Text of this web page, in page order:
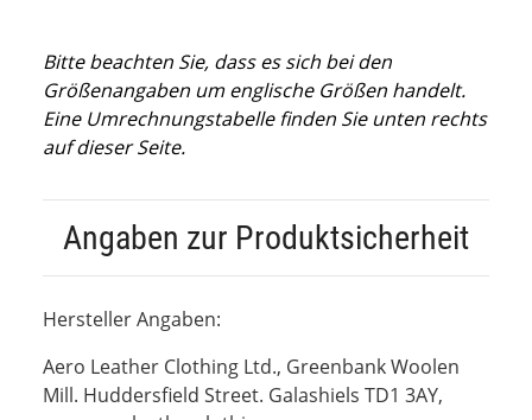
Bitte beachten Sie, dass es sich bei den
Größenangaben um englische Größen handelt.
Eine Umrechnungstabelle finden Sie unten rechts
auf dieser Seite.
Angaben zur Produktsicherheit
Hersteller Angaben:
Aero Leather Clothing Ltd., Greenbank Woolen
Mill. Huddersfield Street. Galashiels TD1 3AY,